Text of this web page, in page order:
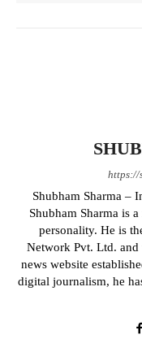
https://
Shubham Sharma –
Shubham Sharma is
personality. He is
Network Pvt. Ltd. and
news website
digital journalism, he